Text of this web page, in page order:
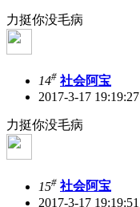
力挺你没毛病
14# 社会阿宝
2017-3-17 19:19:27
力挺你没毛病
15# 社会阿宝
2017-3-17 19:19:51